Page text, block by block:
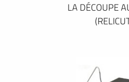
LA DÉCOUPE